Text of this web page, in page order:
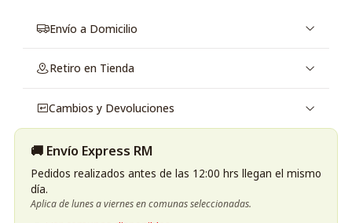
Envío a Domicilio
Retiro en Tienda
Cambios y Devoluciones
🚚 Envío Express RM
Pedidos realizados antes de las 12:00 hrs llegan el mismo
día.
Aplica de lunes a viernes en comunas seleccionadas.